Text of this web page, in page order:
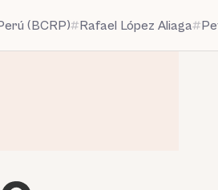
(BCRP) Rafael López Aliaga